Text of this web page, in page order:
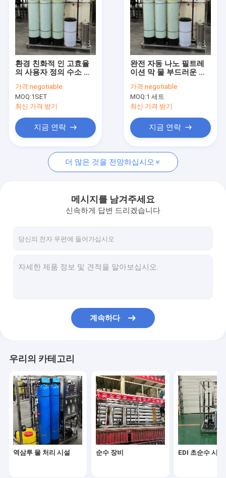
회사 소개
공장 투어
연락처
견적 요청
역삼투 물 처리 시설
EDI 초순수 시스템
Ro 역오스모스막 소모품
해수 해소화 시스템
물 축열조
의료용 초순수
환경 친화적 인 고효율
의 사용자 정의 수소 완
가격:negotiable
MOQ:1SET
최신 가격 받기
지금 연락
완전 자동 나노 필트레
이션 막 물 부드러운 기
가격:negotiable
MOQ:1 세트
최신 가격 받기
지금 연락
더 많은 것을 전망하십시오
메시지를 남겨주세요
신속하게 답변 드리겠습니다
계속하다
우리의 카테고리
역삼투 물 처리 시설 순수 장비 EDI 초순수 시스